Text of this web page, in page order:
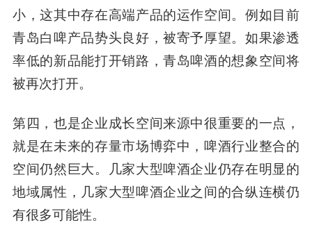
小，这其中存在高端产品的运作空间。例如目前
青岛白啤产品势头良好，被寄予厚望。如果渗透
率低的新品能打开销路，青岛啤酒的想象空间将
被再次打开。
第四，也是企业成长空间来源中很重要的一点，
就是在未来的存量市场博弈中，啤酒行业整合的
空间仍然巨大。几家大型啤酒企业仍存在明显的
地域属性，几家大型啤酒企业之间的合纵连横仍
有很多可能性。